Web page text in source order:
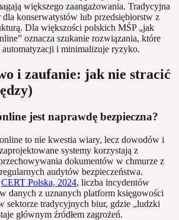
większego zaangażowania. Tradycyjna
dla konserwatystów lub przedsiębiorstw z
Dla większości polskich MŚP „jak
oznacza szukanie rozwiązania, które
i minimalizuje ryzyko.
i zaufanie: jak nie stracić
jest naprawdę bezpieczna?
to nie kwestia wiary, lecz dowodów i
systemy korzystają z
dokumentów w chmurze z
audytów bezpieczeństwa.
CERT Polska, 2024, liczba incydentów
danych z uznanych platform księgowości
sektorze tradycyjnych biur, gdzie „ludzki
głównym źródłem zagrożeń.